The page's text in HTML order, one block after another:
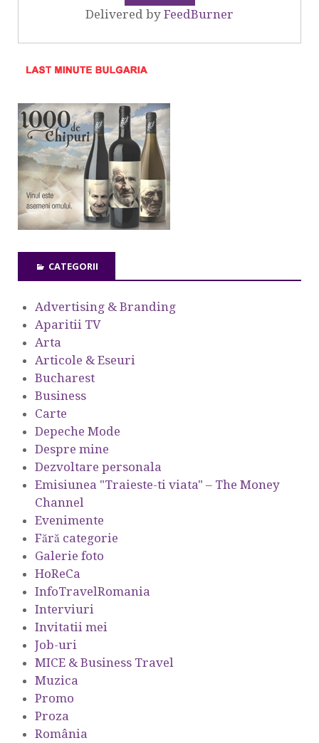
Delivered by FeedBurner
CATEGORII
Advertising & Branding
Aparitii TV
Arta
Articole & Eseuri
Bucharest
Business
Carte
Depeche Mode
Despre mine
Dezvoltare personala
Emisiunea "Traieste-ti viata" – The Money
Channel
Evenimente
Fără categorie
Galerie foto
HoReCa
InfoTravelRomania
Interviuri
Invitatii mei
Job-uri
MICE & Business Travel
Muzica
Promo
Proza
România